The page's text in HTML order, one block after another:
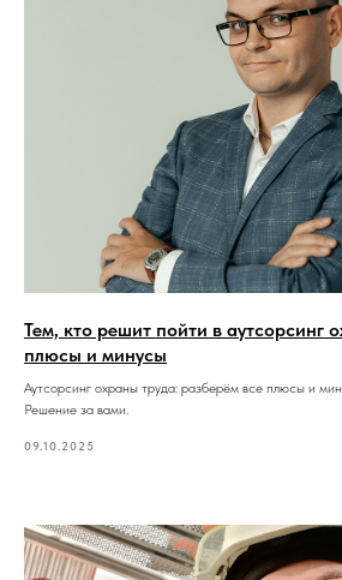
Тем, кто решит пойти в аутсорсинг
плюсы и минусы
Аутсорсинг охраны труда: разберём все плюсы и
Решение за вами.
09.10.2025